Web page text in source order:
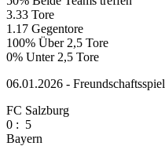
3.33 Tore
1.17 Gegentore
100% Über 2,5 Tore
0% Unter 2,5 Tore
06.01.2026 - Freundschaftsspiel
FC Salzburg
0 : 5
Bayern